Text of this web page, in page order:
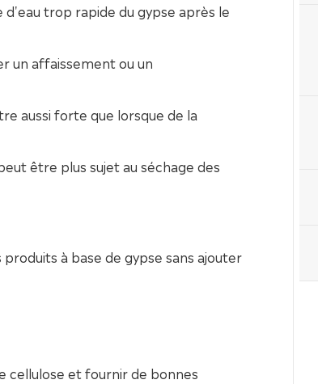
trop rapide du gypse après le
un affaissement ou un
aussi forte que lorsque de la
être plus sujet au séchage des
à base de gypse sans ajouter
cellulose et fournir de bonnes